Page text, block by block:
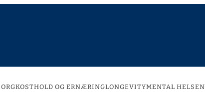
KOSTHOLD OG ERNÆRINGLONGEVITYMENTAL HELSE